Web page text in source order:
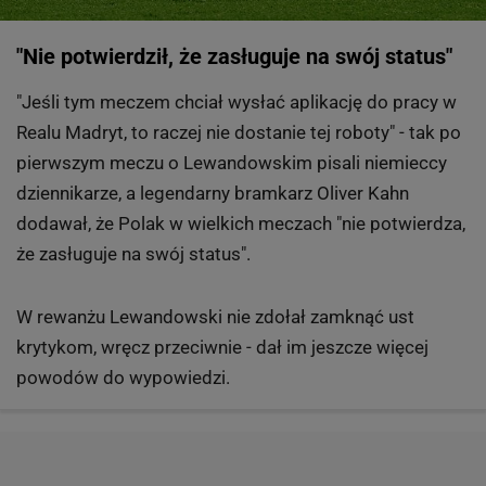
"Nie potwierdził, że zasługuje na swój status"
"Jeśli tym meczem chciał wysłać aplikację do pracy w
Realu Madryt, to raczej nie dostanie tej roboty" - tak po
pierwszym meczu o Lewandowskim pisali niemieccy
dziennikarze, a legendarny bramkarz Oliver Kahn
dodawał, że Polak w wielkich meczach "nie potwierdza,
że zasługuje na swój status".
W rewanżu Lewandowski nie zdołał zamknąć ust
krytykom, wręcz przeciwnie - dał im jeszcze więcej
powodów do wypowiedzi.